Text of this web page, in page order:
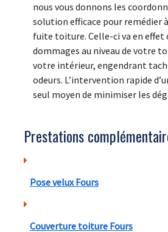
nous vous donnons les
solution efficace pour remédier
fuite toiture. Celle-ci va en effet
dommages au niveau de votre
votre intérieur, engendrant
odeurs. L’intervention rapide
seul moyen de minimiser les
Prestations
Pose velux Fours
Couverture toiture Fours